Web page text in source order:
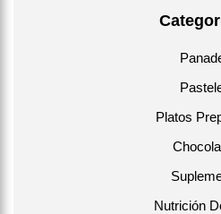
Platos
Nutrición